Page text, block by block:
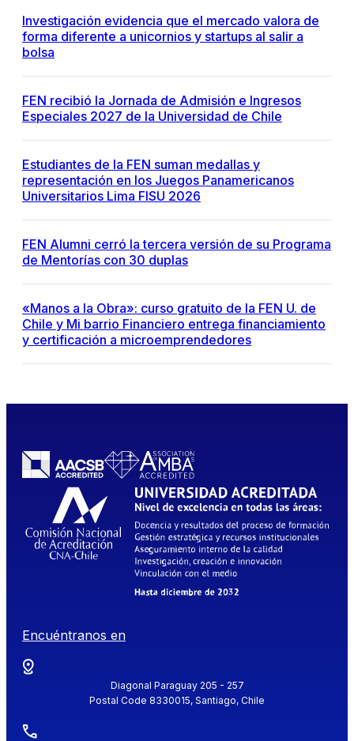
Investigación evidencia que el mercado valora de
forma diferente a unicornios y startups al salir a
bolsa
FEN recibió la Jornada de Admisión e Ingresos
Especiales 2027 de la Universidad de Chile
Estudiantes de la FEN suman medallas y
representación en los Juegos Panamericanos
Universitarios Lima FISU 2026
FEN Alumni cerró la tercera versión de su Programa
de Mentorías con 30 duplas
«Manos a la Obra»: curso gratuito de la FEN U. de
Chile y Mi barrio Financiero entrega financiamiento
y certificación a microemprendedores
Encuéntranos en
Diagonal Paraguay 205 - 257
Postal Code 8330015, Santiago, Chile